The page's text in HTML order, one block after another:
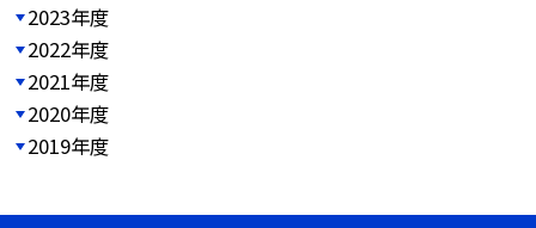
2023年度
2022年度
2021年度
2020年度
2019年度